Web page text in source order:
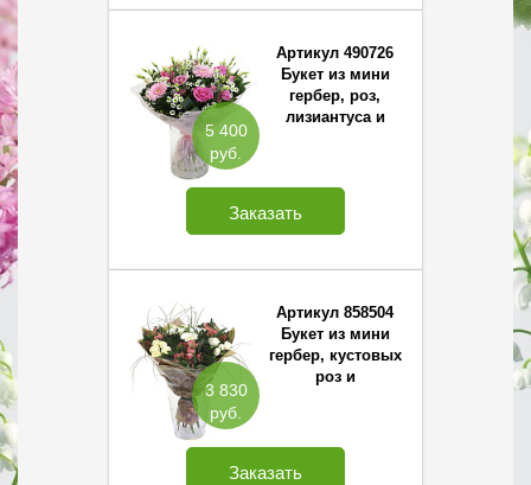
5 400
руб.
Артикул 490726
Букет из мини
гербер, роз,
лизиантуса и
Заказать
3 830
руб.
Артикул 858504
Букет из мини
гербер, кустовых
роз и
Заказать